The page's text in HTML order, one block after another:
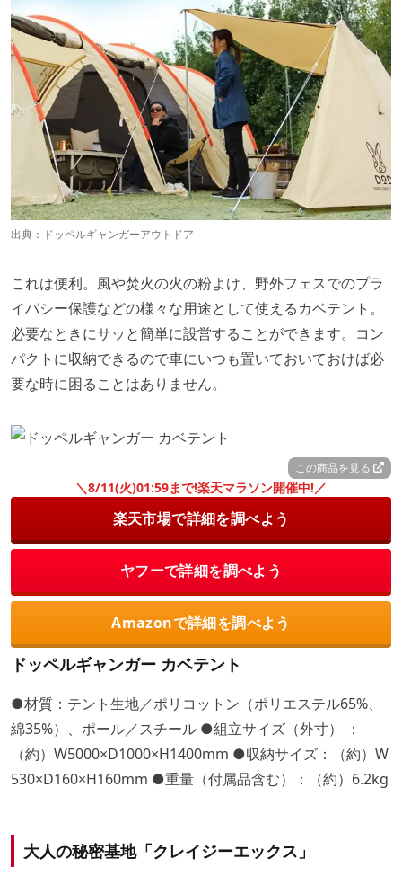
出典： ドッペルギャンガーアウトドア
これは便利。風や焚火の火の粉よけ、野外フェスでのプラ
イバシー保護などの様々な用途として使えるカベテント。
必要なときにサッと簡単に設営することができます。コン
パクトに収納できるので車にいつも置いておいておけば必
要な時に困ることはありません。
この商品を見る
＼8/11(火)01:59まで!楽天マラソン開催中!／
楽天市場で詳細を調べよう
ヤフーで詳細を調べよう
Amazonで詳細を調べよう
ドッペルギャンガー カベテント
●材質：テント生地／ポリコットン（ポリエステル65%、
綿35%）、ポール／スチール ●組立サイズ（外寸） ：
（約）W5000×D1000×H1400mm ●収納サイズ：（約）W
530×D160×H160mm ●重量（付属品含む）：（約）6.2kg
大人の秘密基地「クレイジーエックス」